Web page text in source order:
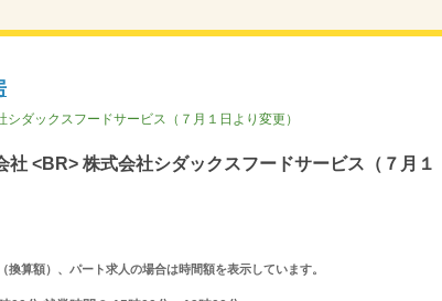
ダックスフードサービス（７月１日より変更）
<BR> 株式会社シダックスフードサービス（７月１
算額）、パート求人の場合は時間額を表示しています。